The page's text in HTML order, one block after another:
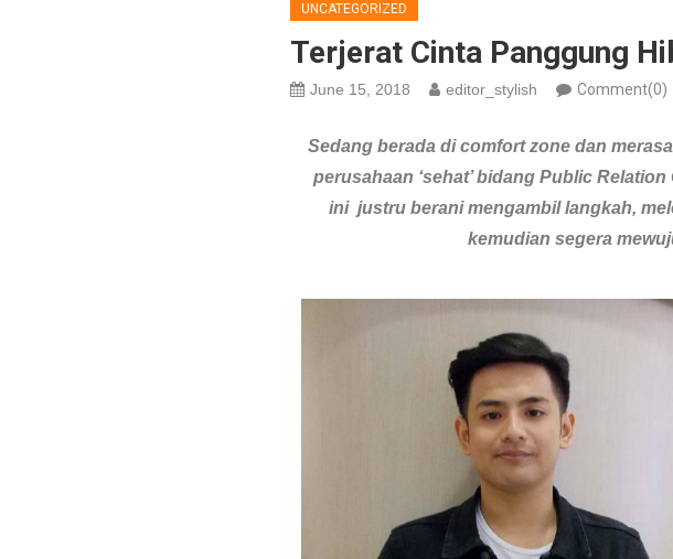
UNCATEGORIZED
Terjerat Cinta Panggung
June 15, 2018 editor_stylish Comment(0)
Sedang berada di comfort zone dan
perusahaan ‘sehat’ bidang Public
ini justru berani mengambil langkah,
kemudian segera